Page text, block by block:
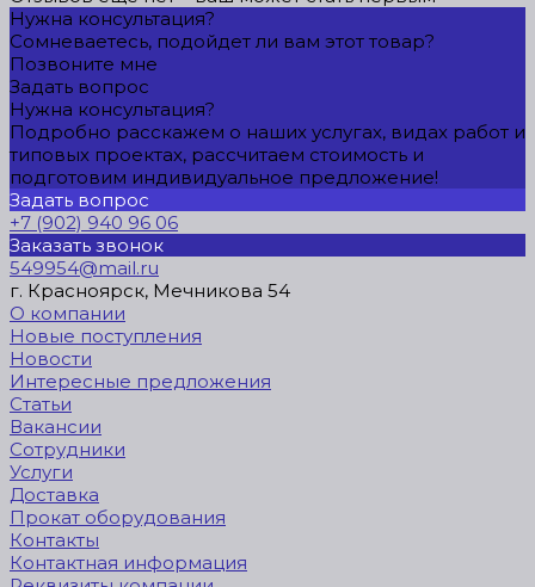
Нужна консультация?
Сомневаетесь, подойдет ли вам этот товар?
Позвоните мне
Задать вопрос
Нужна консультация?
Подробно расскажем о наших услугах, видах работ и
типовых проектах, рассчитаем стоимость и
подготовим индивидуальное предложение!
Задать вопрос
+7 (902) 940 96 06
Заказать звонок
549954@mail.ru
г. Красноярск, Мечникова 54
О компании
Новые поступления
Новости
Интересные предложения
Статьи
Вакансии
Сотрудники
Услуги
Доставка
Прокат оборудования
Контакты
Контактная информация